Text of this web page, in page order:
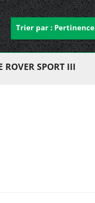
Trier par : Pertinence
ROVER SPORT III